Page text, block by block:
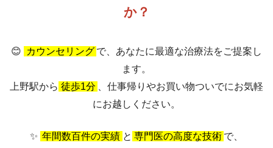
か？
😊 カウンセリング で、あなたに最適な治療法をご提案し
ます。
上野駅から 徒歩1分
、仕事帰りやお買い物ついでにお気軽
にお越しください。
✨ 年間数百件の実績 と 専門医の高度な技術 で、